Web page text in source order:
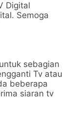
Digital
Semoga
sebagian
Tv atau
beberapa
siaran tv